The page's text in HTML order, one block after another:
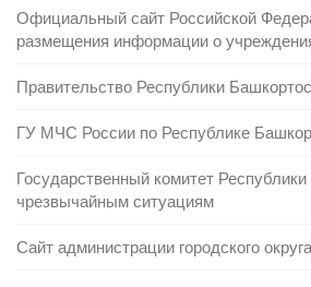
Официальный сайт Российской
размещения информации о
Правительство Республики
ГУ МЧС России по Республике
Государственный комитет
чрезвычайным ситуациям
Сайт администрации городского